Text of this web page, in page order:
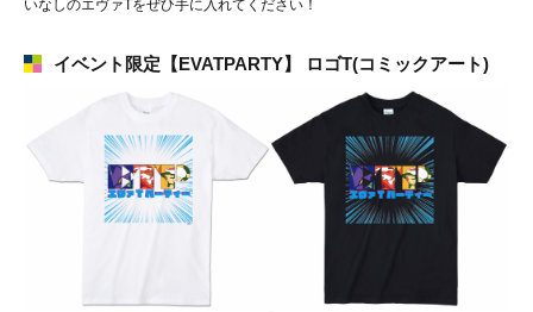
いなしのエヴァTをぜひ手に入れてください！
イベント限定【EVATPARTY】 ロゴT(コミックアート)